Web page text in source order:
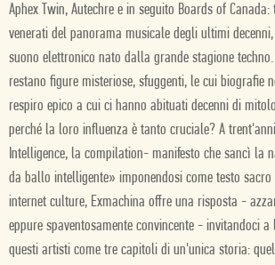
Aphex Twin, Autechre e in seguito Boards of
venerati del panorama musicale degli ultimi
suono elettronico nato dalla grande stagione techno.
restano figure misteriose, sfuggenti, le cui biografie
respiro epico a cui ci hanno abituati decenni di
perché la loro influenza è tanto cruciale? A
Intelligence, la compilation- manifesto che sancì la
da ballo intelligente» imponendosi come testo
internet culture, Exmachina offre una risposta -
eppure spaventosamente convincente - invitandoci
questi artisti come tre capitoli di un'unica storia: